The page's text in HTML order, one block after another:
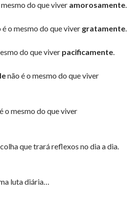
mesmo do que viver amorosamente.
é o mesmo do que viver gratamente.
do que viver pacificamente.
não é o mesmo do que viver
o mesmo do que viver
que trará reflexos no dia a dia.
luta diária…